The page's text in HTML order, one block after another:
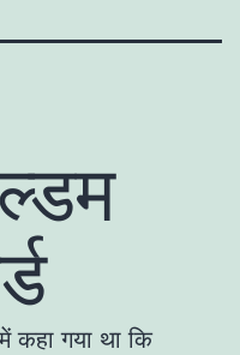
कहा गया था कि